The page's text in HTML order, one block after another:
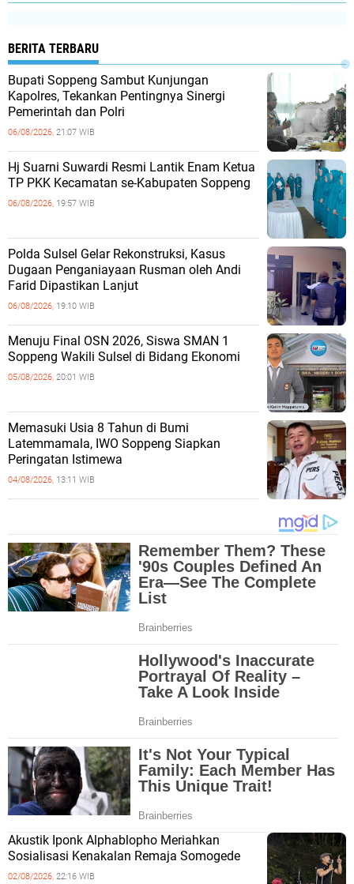
BERITA TERBARU
Bupati Soppeng Sambut Kunjungan
Kapolres, Tekankan Pentingnya Sinergi
Pemerintah dan Polri
06/08/2026, 21:07 WIB
Hj Suarni Suwardi Resmi Lantik Enam Ketua
TP PKK Kecamatan se-Kabupaten Soppeng
06/08/2026, 19:57 WIB
Polda Sulsel Gelar Rekonstruksi, Kasus
Dugaan Penganiayaan Rusman oleh Andi
Farid Dipastikan Lanjut
06/08/2026, 19:10 WIB
Menuju Final OSN 2026, Siswa SMAN 1
Soppeng Wakili Sulsel di Bidang Ekonomi
05/08/2026, 20:01 WIB
Memasuki Usia 8 Tahun di Bumi
Latemmamala, IWO Soppeng Siapkan
Peringatan Istimewa
04/08/2026, 13:11 WIB
Akustik Iponk Alphablopho Meriahkan
Sosialisasi Kenakalan Remaja Somogede
02/08/2026, 22:16 WIB